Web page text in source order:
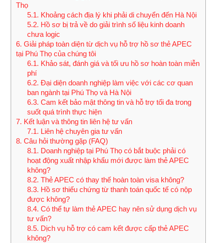
Thọ
5.1. Khoảng cách địa lý khi phải di chuyển đến Hà Nội
5.2. Hồ sơ bị trả về do giải trình số liệu kinh doanh
chưa logic
6. Giải pháp toàn diện từ dịch vụ hỗ trợ hồ sơ thẻ APEC
tại Phú Thọ của chúng tôi
6.1. Khảo sát, đánh giá và tối ưu hồ sơ hoàn toàn miễn
phí
6.2. Đại diện doanh nghiệp làm việc với các cơ quan
ban ngành tại Phú Thọ và Hà Nội
6.3. Cam kết bảo mật thông tin và hỗ trợ tối đa trong
suốt quá trình thực hiện
7. Kết luận và thông tin liên hệ tư vấn
7.1. Liên hệ chuyên gia tư vấn
8. Câu hỏi thường gặp (FAQ)
8.1. Doanh nghiệp tại Phú Thọ có bắt buộc phải có
hoạt động xuất nhập khẩu mới được làm thẻ APEC
không?
8.2. Thẻ APEC có thay thế hoàn toàn visa không?
8.3. Hồ sơ thiếu chứng từ thanh toán quốc tế có nộp
được không?
8.4. Có thể tự làm thẻ APEC hay nên sử dụng dịch vụ
tư vấn?
8.5. Dịch vụ hỗ trợ có cam kết được cấp thẻ APEC
không?